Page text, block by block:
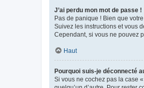
J’ai perdu mon mot de passe !
Pas de panique ! Bien que
Suivez les instructions et vous
Cependant, si vous ne pouvez
Haut
Pourquoi suis-je déconnecté
Si vous ne cochez pas la case